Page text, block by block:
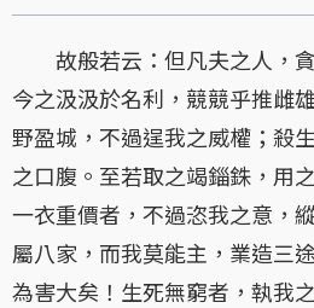
故般若云：但凡夫之人，貪
今之汲汲於名利，競競乎推雌
野盈城，不過逞我之威權；殺
之口腹。至若取之竭錙銖，用
一衣重價者，不過恣我之意，
屬八家，而我莫能主，業造三
為害大矣！生死無窮者，執我